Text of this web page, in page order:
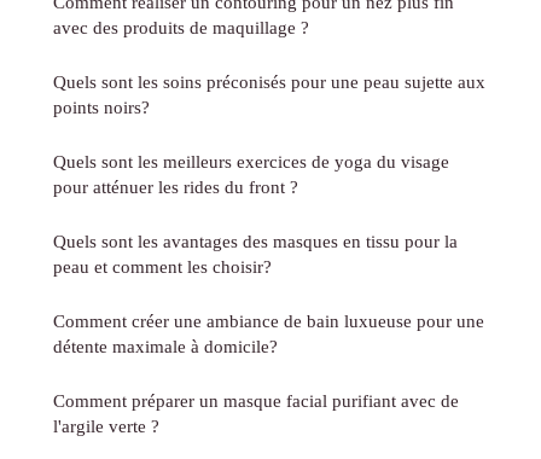
avec des produits de maquillage ?
Quels sont les soins préconisés pour une peau sujette aux
points noirs?
Quels sont les meilleurs exercices de yoga du visage
pour atténuer les rides du front ?
Quels sont les avantages des masques en tissu pour la
peau et comment les choisir?
Comment créer une ambiance de bain luxueuse pour une
détente maximale à domicile?
Comment préparer un masque facial purifiant avec de
l'argile verte ?